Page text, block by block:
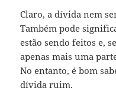
Claro, a dívida nem
Também pode
estão sendo feitos e,
apenas mais uma
No entanto, é bom
dívida ruim.